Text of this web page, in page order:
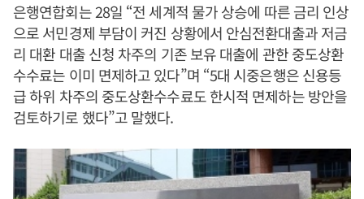
은행연합회는 28일 “전 세계적 물가 상승에 따른 금리 인상
으로 서민경제 부담이 커진 상황에서 안심전환대출과 저금
리 대환 대출 신청 차주의 기존 보유 대출에 관한 중도상환
수수료는 이미 면제하고 있다”며 “5대 시중은행은 신용등
급 하위 차주의 중도상환수수료도 한시적 면제하는 방안을
검토하기로 했다”고 말했다.